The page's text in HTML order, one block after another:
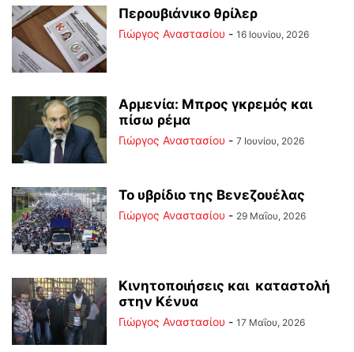
Περουβιάνικο θρίλερ
Γιώργος Αναστασίου - 16 Ιουνίου, 2026
Αρμενία: Μπρος γκρεμός και
πίσω ρέμα
Γιώργος Αναστασίου - 7 Ιουνίου, 2026
Το υβρίδιο της Βενεζουέλας
Γιώργος Αναστασίου - 29 Μαΐου, 2026
Κινητοποιήσεις και καταστολή
στην Κένυα
Γιώργος Αναστασίου - 17 Μαΐου, 2026